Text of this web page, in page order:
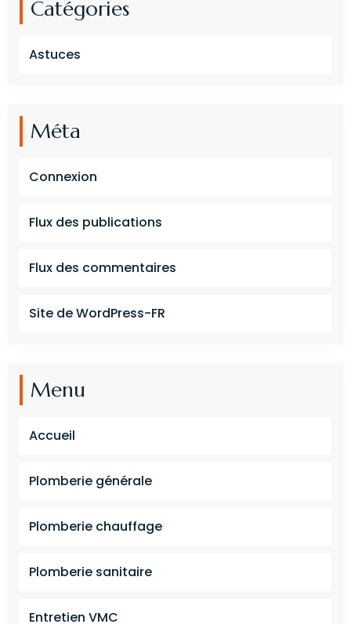
Catégories
Astuces
Méta
Connexion
Flux des publications
Flux des commentaires
Site de WordPress-FR
Menu
Accueil
Plomberie générale
Plomberie chauffage
Plomberie sanitaire
Entretien VMC